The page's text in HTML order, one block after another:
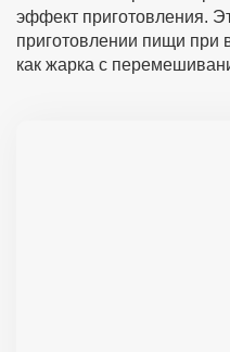
эффект приготовления.
приготовлении пищи при
как жарка с